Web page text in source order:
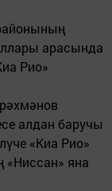
арасында
Рио»
алдан баручы
«Киа Рио»
«Ниссан» яна